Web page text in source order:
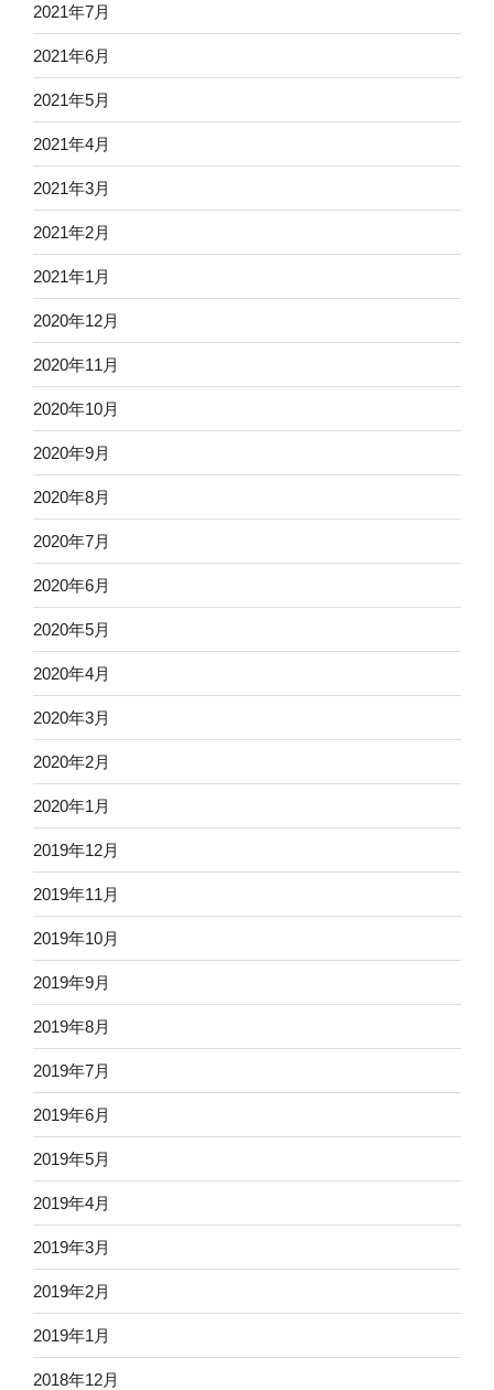
2021年7月
2021年6月
2021年5月
2021年4月
2021年3月
2021年2月
2021年1月
2020年12月
2020年11月
2020年10月
2020年9月
2020年8月
2020年7月
2020年6月
2020年5月
2020年4月
2020年3月
2020年2月
2020年1月
2019年12月
2019年11月
2019年10月
2019年9月
2019年8月
2019年7月
2019年6月
2019年5月
2019年4月
2019年3月
2019年2月
2019年1月
2018年12月